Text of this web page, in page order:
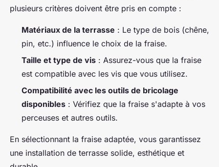
plusieurs critères doivent être pris en compte :
Matériaux de la terrasse : Le type de bois (chêne,
pin, etc.) influence le choix de la fraise.
Taille et type de vis : Assurez-vous que la fraise
est compatible avec les vis que vous utilisez.
Compatibilité avec les outils de bricolage
disponibles : Vérifiez que la fraise s'adapte à vos
perceuses et autres outils.
En sélectionnant la fraise adaptée, vous garantissez
une installation de terrasse solide, esthétique et